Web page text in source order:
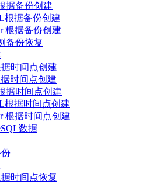
据备份创建
根据备份创建
根据备份创建
备份恢复
时间点创建
据时间点创建
据时间点创建
根据时间点创建
根据时间点创建
数据
时间点恢复